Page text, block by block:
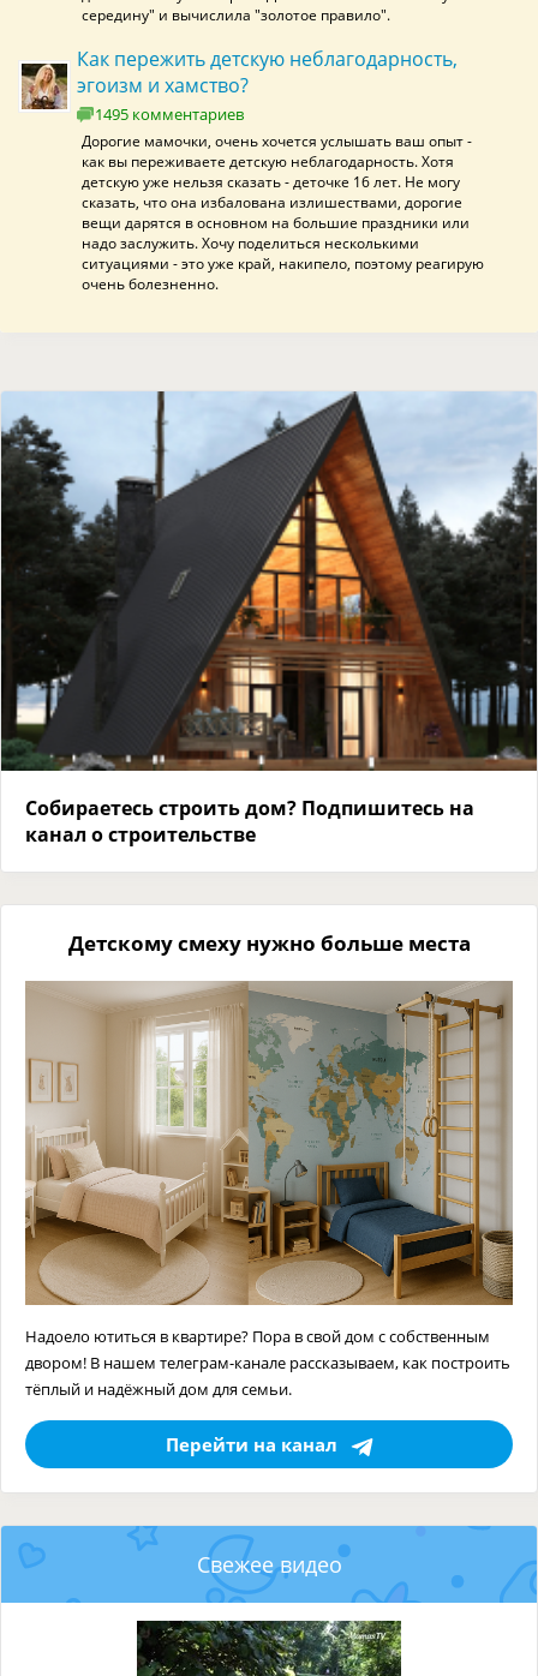
середину" и вычислила "золотое правило".
Как пережить детскую неблагодарность,
эгоизм и хамство?
1495 комментариев
Дорогие мамочки, очень хочется услышать ваш опыт -
как вы переживаете детскую неблагодарность. Хотя
детскую уже нельзя сказать - деточке 16 лет. Не могу
сказать, что она избалована излишествами, дорогие
вещи дарятся в основном на большие праздники или
надо заслужить. Хочу поделиться несколькими
ситуациями - это уже край, накипело, поэтому реагирую
очень болезненно.
Собираетесь строить дом? Подпишитесь на
канал о строительстве
Детскому смеху нужно больше места
Надоело ютиться в квартире? Пора в свой дом с собственным
двором! В нашем телеграм-канале рассказываем, как построить
тёплый и надёжный дом для семьи.
Перейти на канал
Свежее видео